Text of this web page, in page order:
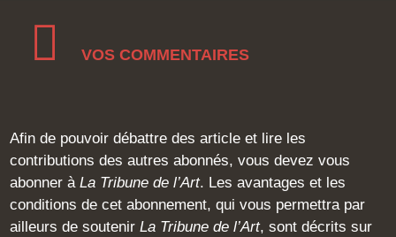
VOS COMMENTAIRES
Afin de pouvoir débattre des article et lire les
contributions des autres abonnés, vous devez vous
abonner àLa Tribune de l’Art. Les avantages et les
conditions de cet abonnement, qui vous permettra par
ailleurs de soutenirLa Tribune de l’Art, sont décrits sur